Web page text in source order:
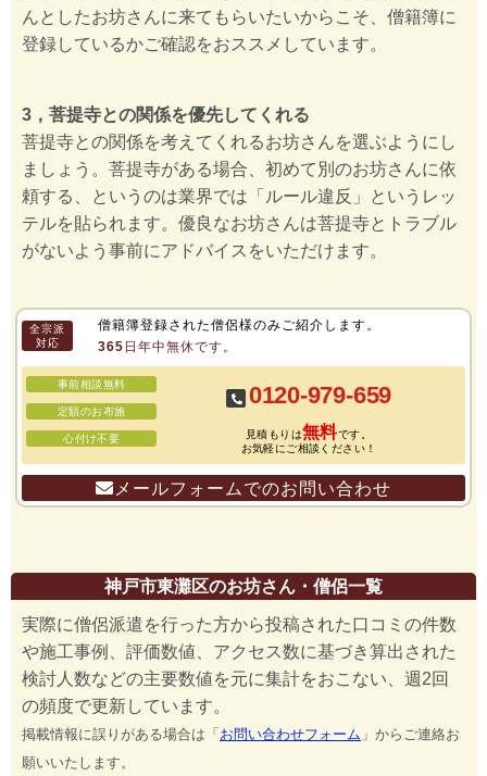
んとしたお坊さんに来てもらいたいからこそ、僧籍簿に
登録しているかご確認をおススメしています。
3，菩提寺との関係を優先してくれる
菩提寺との関係を考えてくれるお坊さんを選ぶようにし
ましょう。菩提寺がある場合、初めて別のお坊さんに依
頼する、というのは業界では「ルール違反」というレッ
テルを貼られます。優良なお坊さんは菩提寺とトラブル
がないよう事前にアドバイスをいただけます。
全宗派
対応
僧籍簿登録された僧侶様のみご紹介します。
365日年中無休です。
事前相談無料
定額のお布施
心付け不要
0120-979-659
見積もりは無料です。
お気軽にご相談ください！
メールフォームでのお問い合わせ
神戸市東灘区のお坊さん・僧侶一覧
実際に僧侶派遣を行った方から投稿された口コミの件数
や施工事例、評価数値、アクセス数に基づき算出された
検討人数などの主要数値を元に集計をおこない、週2回
の頻度で更新しています。
掲載情報に誤りがある場合は「お問い合わせフォーム 」からご連絡お
願いいたします。